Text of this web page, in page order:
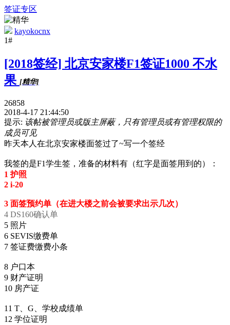
签证专区
kayokocnx
1#
[2018签经] 北京安家楼F1签证1000 不水
果 [精华]
26858
2018-4-17 21:44:50
提示: 该帖被管理员或版主屏蔽，只有管理员或有管理权限的
成员可见
昨天本人在北京安家楼面签过了~写一个签经
我签的是F1学生签，准备的材料有（红字是面签用到的）：
1 护照
2 i-20
3 面签预约单（在进大楼之前会被要求出示几次）
4 DS160确认单
5 照片
6 SEVIS缴费单
7 签证费缴费小条
8 户口本
9 财产证明
10 房产证
11 T、G、学校成绩单
12 学位证明